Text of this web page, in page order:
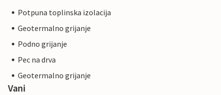
Potpuna toplinska izolacija
Geotermalno grijanje
Podno grijanje
Pec na drva
Geotermalno grijanje
Vani